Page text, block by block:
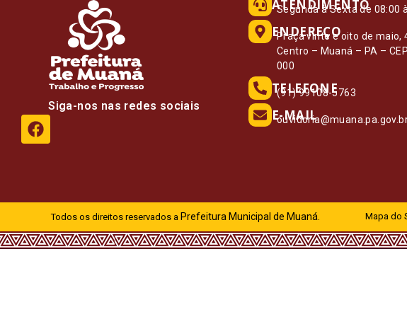
Siga-nos nas redes sociais
ATENDIMENTO
Segunda à Sexta de 08:00
ENDEREÇO
Praça vinte e oito de maio,
Centro – Muaná – PA –
000
TELEFONE
(91) 99108-5763
E-MAIL
Todos os direitos reservados a Prefeitura Municipal de Muaná. Mapa do